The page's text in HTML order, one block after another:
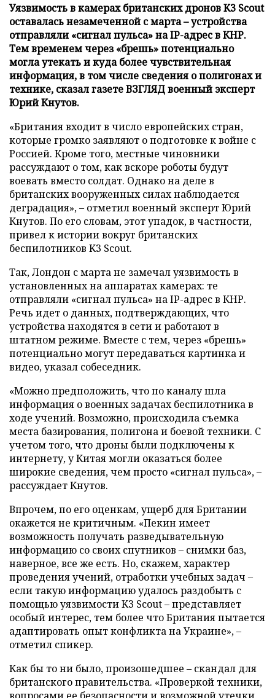
Уязвимость в камерах британских дронов K3 Scout
оставалась незамеченной с марта – устройства
отправляли «сигнал пульса» на IP-адрес в КНР.
Тем временем через «брешь» потенциально
могла утекать и куда более чувствительная
информация, в том числе сведения о полигонах и
технике, сказал газете ВЗГЛЯД военный эксперт
Юрий Кнутов.
«Британия входит в число европейских стран,
которые громко заявляют о подготовке к войне с
Россией. Кроме того, местные чиновники
рассуждают о том, как вскоре роботы будут
воевать вместо солдат. Однако на деле в
британских вооруженных силах наблюдается
деградация», – отметил военный эксперт Юрий
Кнутов. По его словам, этот упадок, в частности,
привел к истории вокруг британских
беспилотников K3 Scout.
Так, Лондон с марта не замечал уязвимость в
установленных на аппаратах камерах: те
отправляли «сигнал пульса» на IP-адрес в КНР.
Речь идет о данных, подтверждающих, что
устройства находятся в сети и работают в
штатном режиме. Вместе с тем, через «брешь»
потенциально могут передаваться картинка и
видео, указал собеседник.
«Можно предположить, что по каналу шла
информация о военных задачах беспилотника в
ходе учений. Возможно, происходила съемка
места базирования, полигона и боевой техники. С
учетом того, что дроны были подключены к
интернету, у Китая могли оказаться более
широкие сведения, чем просто «сигнал пульса», –
рассуждает Кнутов.
Впрочем, по его оценкам, ущерб для Британии
окажется не критичным. «Пекин имеет
возможность получать разведывательную
информацию со своих спутников – снимки баз,
наверное, все же есть. Но, скажем, характер
проведения учений, отработки учебных задач –
если такую информацию удалось раздобыть с
помощью уязвимости K3 Scout – представляет
особый интерес, тем более что Британия пытается
адаптировать опыт конфликта на Украине», –
отметил спикер.
Как бы то ни было, произошедшее – скандал для
британского правительства. «Проверкой техники,